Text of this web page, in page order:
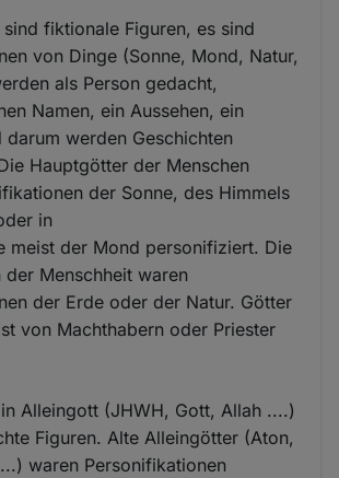
fiktionale Figuren, es sind
von Dinge (Sonne, Mond, Natur,
als Person gedacht,
Namen, ein Aussehen, ein
darum werden Geschichten
Hauptgötter der Menschen
der Sonne, des Himmels
in
meist der Mond personifiziert. Die
der Menschheit waren
der Erde oder der Natur. Götter
von Machthabern oder Priester
Alleingott (JHWH, Gott, Allah ....)
Figuren. Alte Alleingötter (Aton,
waren Personifikationen